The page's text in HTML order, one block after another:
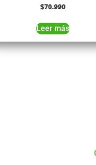
$70.990
Leer más